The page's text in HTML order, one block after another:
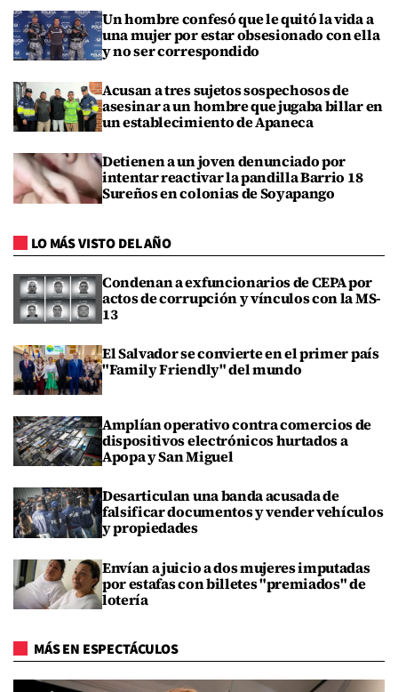
Un hombre confesó que le quitó la vida a
una mujer por estar obsesionado con ella
y no ser correspondido
Acusan a tres sujetos sospechosos de
asesinar a un hombre que jugaba billar en
un establecimiento de Apaneca
Detienen a un joven denunciado por
intentar reactivar la pandilla Barrio 18
Sureños en colonias de Soyapango
LO MÁS VISTO DEL AÑO
Condenan a exfuncionarios de CEPA por
actos de corrupción y vínculos con la MS-
13
El Salvador se convierte en el primer país
"Family Friendly" del mundo
Amplían operativo contra comercios de
dispositivos electrónicos hurtados a
Apopa y San Miguel
Desarticulan una banda acusada de
falsificar documentos y vender vehículos
y propiedades
Envían a juicio a dos mujeres imputadas
por estafas con billetes "premiados" de
lotería
MÁS EN ESPECTÁCULOS